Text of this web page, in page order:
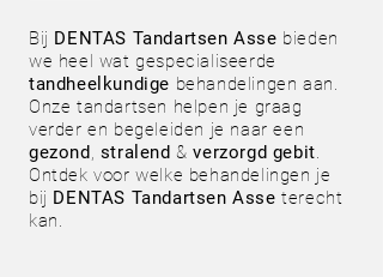
Bij DENTAS Tandartsen Asse bieden
we heel wat gespecialiseerde
tandheelkundige behandelingen aan.
Onze tandartsen helpen je graag
verder en begeleiden je naar een
gezond, stralend& verzorgd gebit.
Ontdek voor welke behandelingen je
bij DENTAS Tandartsen Asseterecht
kan.